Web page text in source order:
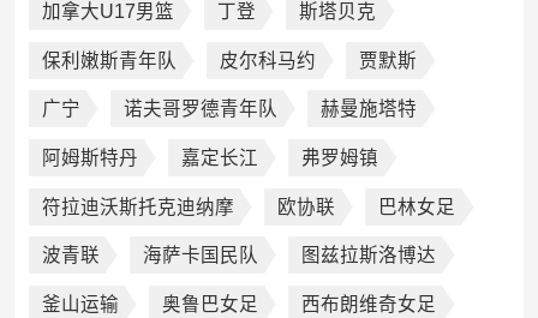
加拿大U17男篮 丁登 斯塔贝克
保利嫩斯青年队 皮尔科马约 贾默斯
广宁 诺夫哥罗德青年队 赫曼施塔特
阿姆斯特丹 嘉定长江 弗罗姆镇
符拉迪沃斯托克迪纳摩 欧协联 巴林女足
波青联 海萨卡国民队 图兹拉斯洛博达
釜山运输 奥鲁巴女足 西布朗维奇女足